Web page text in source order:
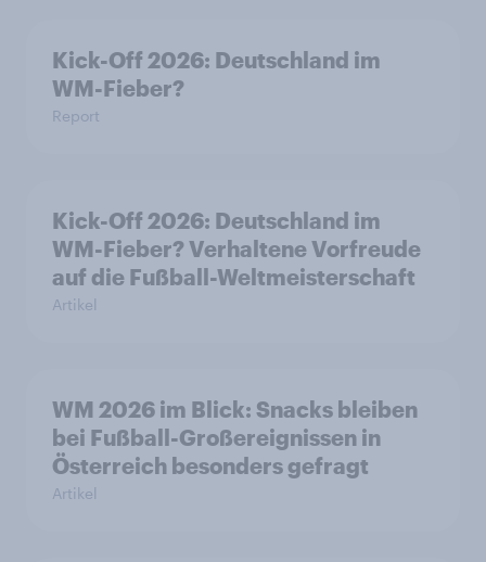
Kick-Off 2026: Deutschland im
WM-Fieber?
Report
Kick-Off 2026: Deutschland im
WM-Fieber? Verhaltene Vorfreude
auf die Fußball-Weltmeisterschaft
Artikel
WM 2026 im Blick: Snacks bleiben
bei Fußball-Großereignissen in
Österreich besonders gefragt
Artikel